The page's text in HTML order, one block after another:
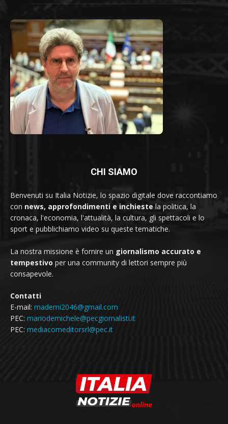
CHI SIAMO
Benvenuti su Italia Notizie, lo spazio digitale dove raccontiamo
con news, approfondimenti e inchieste la politica, la
cronaca, l'economia, l'attualità, la cultura, gli spettacoli e lo
sport e pubblichiamo video su queste tematiche.
La nostra missione è fornire un giornalismo accurato e
tempestivo per una community di lettori sempre più
consapevole.
Contatti
E-mail: mademi2046@gmail.com
PEC: mariodemichele@pecgiornalisti.it
PEC: mediacomeditorsrl@pec.it